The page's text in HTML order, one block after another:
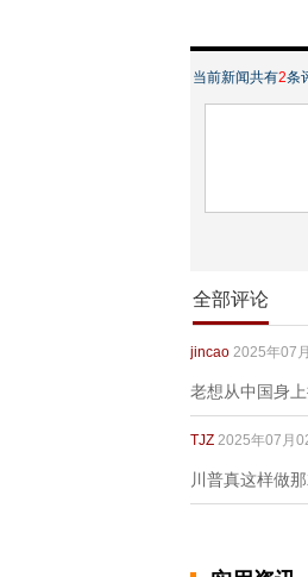
当前新闻共有2条
全部评论
jincao 2025年07
老想从中国身
TJZ 2025年07月
川普真这样做